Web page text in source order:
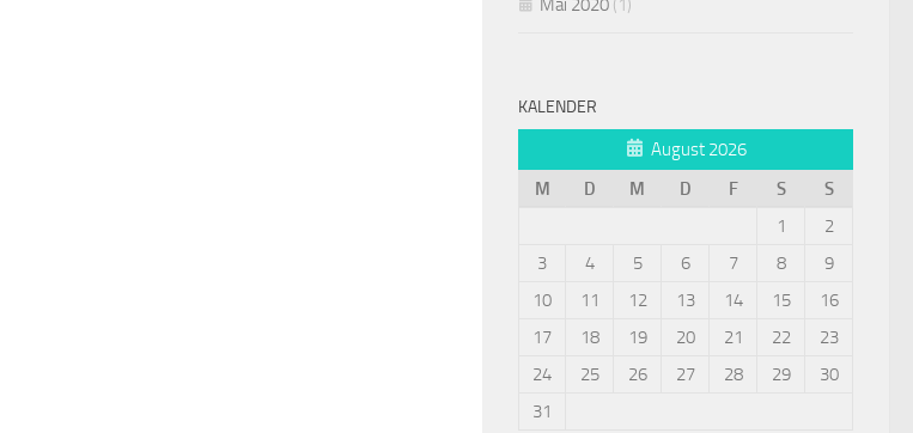
Mai 2020 (1)
KALENDER
August 2026
M
D M D F S
S
1
2
3
4 5 6 7 8
9
10
11 12 13 14 15
16
17
18 19 20 21 22
23
24
25 26 27 28 29
30
31